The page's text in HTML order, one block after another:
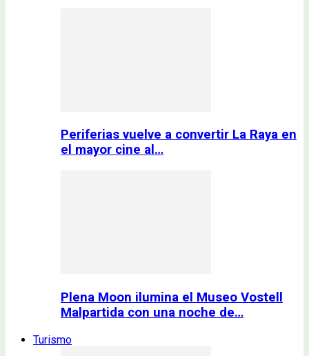
Periferias vuelve a convertir La Raya en
el mayor cine al…
Plena Moon ilumina el Museo Vostell
Malpartida con una noche de…
Turismo